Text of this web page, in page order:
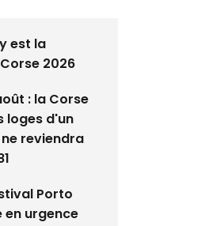
est la
2026
: la Corse
loges d'un
reviendra
Porto
en urgence